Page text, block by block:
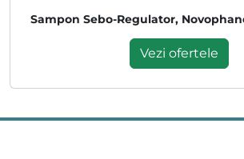
Sampon Sebo-Regulator,
Vezi ofertele